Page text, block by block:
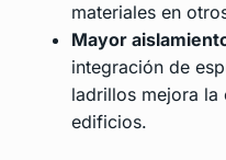
materiales en
Mayor
integración de
ladrillos mejora la
edificios.